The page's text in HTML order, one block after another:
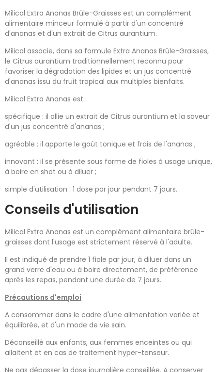
Milical Extra Ananas Brûle-Graisses est un complément
alimentaire minceur formulé à partir d'un concentré
d'ananas et d'un extrait de Citrus aurantium.
Milical associe, dans sa formule Extra Ananas Brûle-Graisses,
le Citrus aurantium traditionnellement reconnu pour
favoriser la dégradation des lipides et un jus concentré
d'ananas issu du fruit tropical aux multiples bienfaits.
Milical Extra Ananas est :
spécifique : il allie un extrait de Citrus aurantium et la saveur
d'un jus concentré d'ananas ;
agréable : il apporte le goût tonique et frais de l'ananas ;
innovant : il se présente sous forme de fioles à usage unique,
à boire en shot ou à diluer ;
simple d'utilisation : 1 dose par jour pendant 7 jours.
Conseils d'utilisation
Milical Extra Ananas est un complément alimentaire brûle-
graisses dont l'usage est strictement réservé à l'adulte.
Il est indiqué de prendre 1 fiole par jour, à diluer dans un
grand verre d'eau ou à boire directement, de préférence
après les repas, pendant une durée de 7 jours.
Précautions d'emploi
A consommer dans le cadre d'une alimentation variée et
équilibrée, et d'un mode de vie sain.
Déconseillé aux enfants, aux femmes enceintes ou qui
allaitent et en cas de traitement hyper-tenseur.
Ne pas dépasser la dose journalière conseillée. A conserver